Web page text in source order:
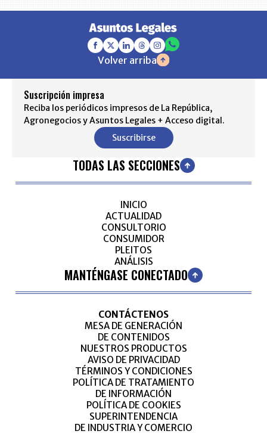
Volver arriba
Suscripción impresa
Reciba los periódicos impresos de La República,
Agronegocios y Asuntos Legales + Acceso digital.
Suscribirse
TODAS LAS SECCIONES
INICIO
ACTUALIDAD
CONSULTORIO
CONSUMIDOR
PLEITOS
ANÁLISIS
MANTÉNGASE CONECTADO
CONTÁCTENOS
MESA DE GENERACIÓN
DE CONTENIDOS
NUESTROS PRODUCTOS
AVISO DE PRIVACIDAD
TÉRMINOS Y CONDICIONES
POLÍTICA DE TRATAMIENTO
DE INFORMACIÓN
POLÍTICA DE COOKIES
SUPERINTENDENCIA
DE INDUSTRIA Y COMERCIO